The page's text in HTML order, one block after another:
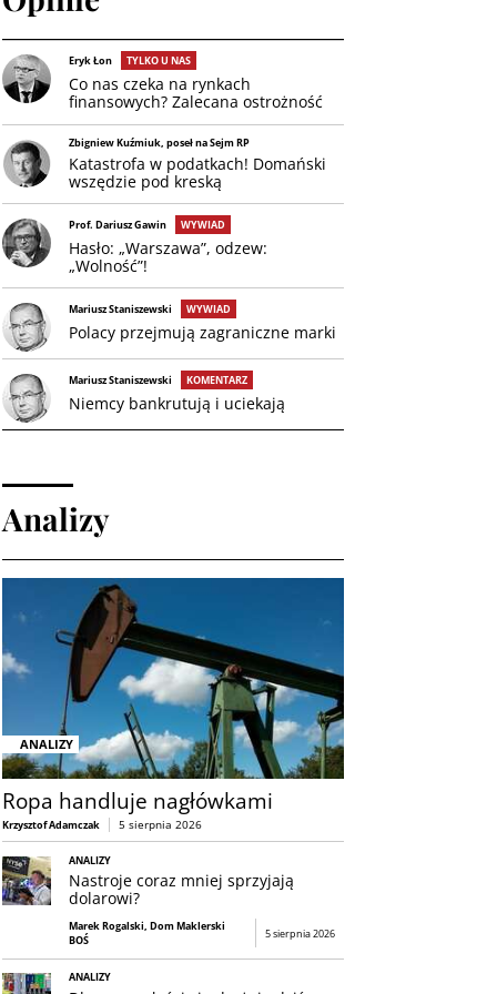
Eryk Łon TYLKO U NAS
Co nas czeka na rynkach
finansowych? Zalecana ostrożność
Zbigniew Kuźmiuk, poseł na Sejm RP
Katastrofa w podatkach! Domański
wszędzie pod kreską
Prof. Dariusz Gawin WYWIAD
Hasło: „Warszawa”, odzew:
„Wolność”!
Mariusz Staniszewski WYWIAD
Polacy przejmują zagraniczne marki
Mariusz Staniszewski KOMENTARZ
Niemcy bankrutują i uciekają
Analizy
ANALIZY
Ropa handluje nagłówkami
Krzysztof Adamczak 5 sierpnia 2026
ANALIZY
Nastroje coraz mniej sprzyjają
dolarowi?
Marek Rogalski, Dom Maklerski
BOŚ
5 sierpnia 2026
ANALIZY